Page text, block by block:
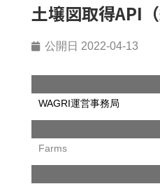
土壌図取得API
公開日 2022-04-13
WAGRI運営事務局
Farms